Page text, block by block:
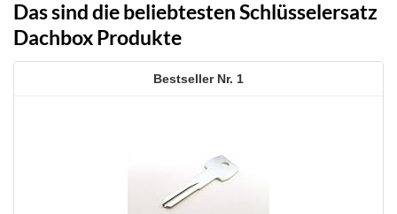
Das sind die beliebtesten Schlüsselersatz
Dachbox Produkte
1